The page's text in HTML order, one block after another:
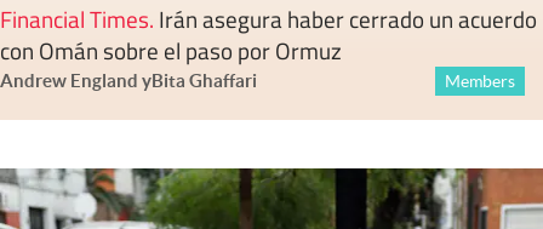
Financial Times. Irán asegura haber cerrado un acuerdo
con Omán sobre el paso por Ormuz
Andrew England yBita Ghaffari Members